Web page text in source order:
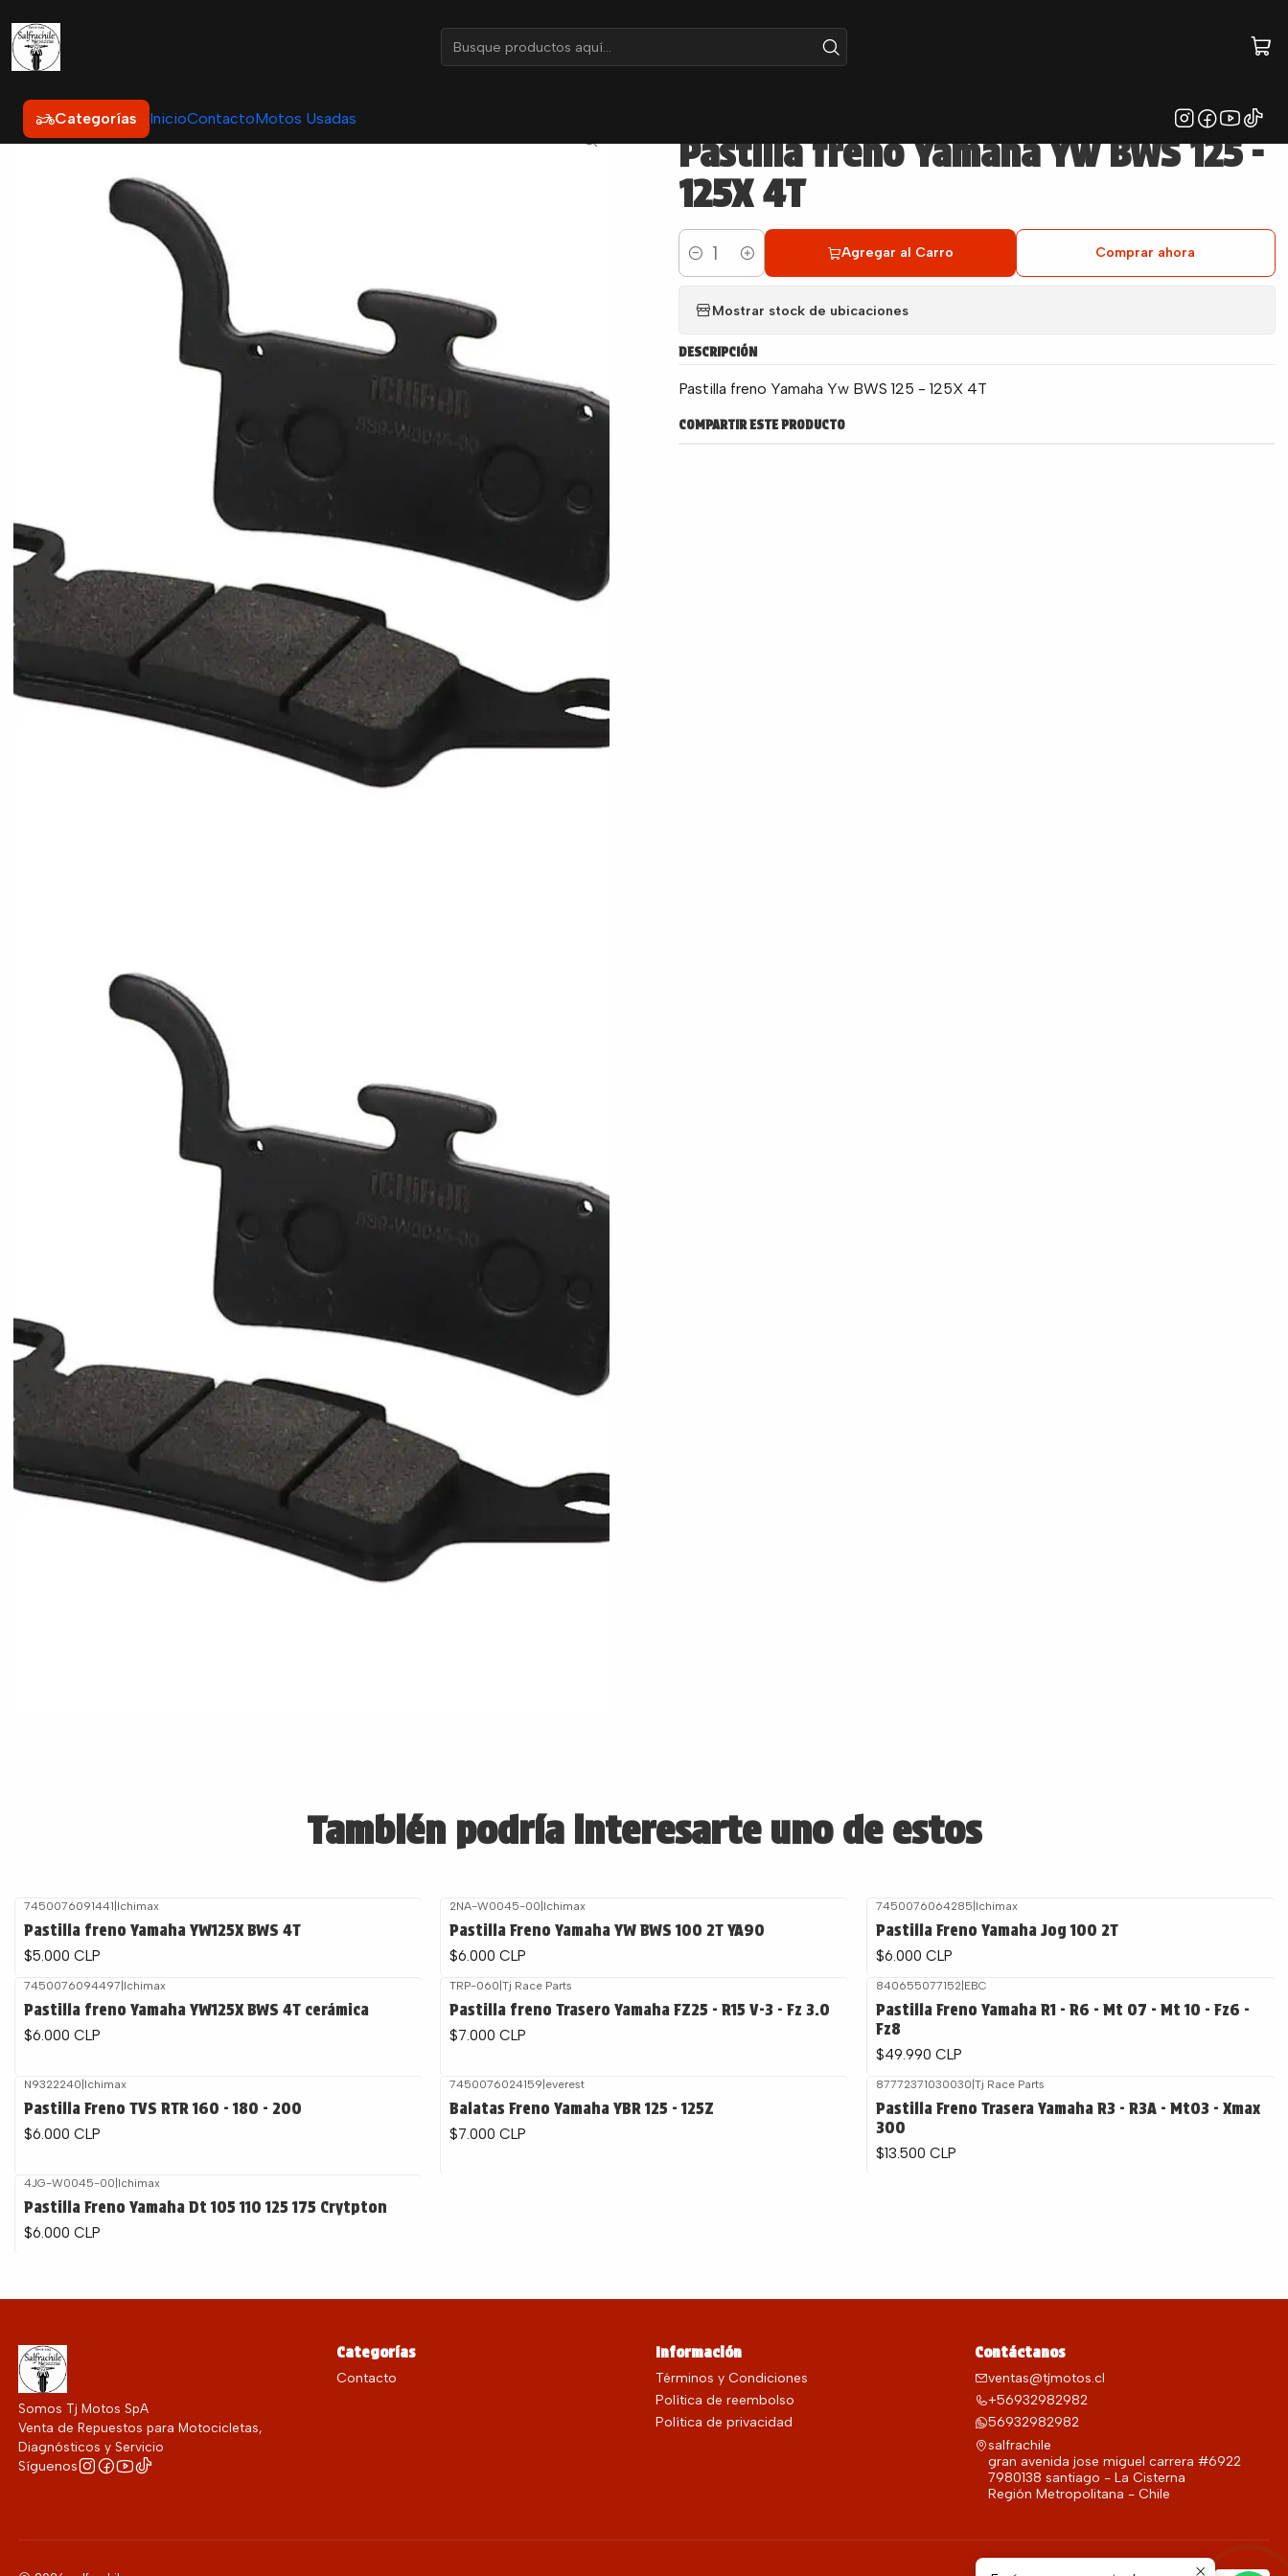
Categorías InicioContactoMotos Usadas
Pastilla freno Yamaha Yw BWS 125 -
125X 4T
Cantidad
Agregar al Carro Comprar ahora
Mostrar stock de ubicaciones
DESCRIPCIÓN
Pastilla freno Yamaha Yw BWS 125 - 125X 4T
COMPARTIR ESTE PRODUCTO
También podría interesarte uno de estos
7450076091441 Ichimax
Pastilla freno Yamaha YW125X BWS 4T
$5.000 CLP
2NA-W0045-00 Ichimax
Pastilla Freno Yamaha YW BWS 100 2T YA90
$6.000 CLP
7450076064285 Ichimax
Pastilla Freno Yamaha Jog 100 2T
$6.000 CLP
7450076094497 Ichimax
Pastilla freno Yamaha YW125X BWS 4T cerámica
$6.000 CLP
TRP-060 |Tj Race Parts
Pastilla freno Trasero Yamaha FZ25 - R15 V-3 - Fz 3.0
$7.000 CLP
840655077152 EBC
Pastilla Freno Yamaha R1 - R6 - Mt 07 - Mt 10 - Fz6 -
Fz8
$49.990 CLP
N9322240 Ichimax
Pastilla Freno TVS RTR 160 - 180 - 200
$6.000 CLP
7450076024159 everest
Balatas Freno Yamaha YBR 125 - 125Z
$7.000 CLP
87772371030030 |Tj Race Parts
Pastilla Freno Trasera Yamaha R3 - R3A - Mt03 - Xmax
300
$13.500 CLP
4JG-W0045-00 Ichimax
Pastilla Freno Yamaha Dt 105 110 125 175 Crytpton
$6.000 CLP
Somos Tj Motos SpA
Venta de Repuestos para Motocicletas,
Diagnósticos y Servicio
Síguenos
Categorías
Contacto
Información
Términos y Condiciones
Política de reembolso
Política de privacidad
Contáctanos
ventas@tjmotos.cl
+56932982982
56932982982
salfrachile
gran avenida jose miguel carrera #6922
7980138 santiago - La Cisterna
Región Metropolitana - Chile